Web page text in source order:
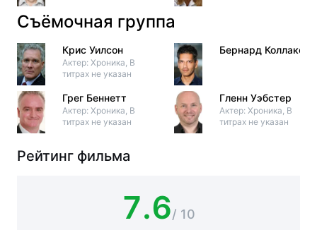
Съёмочная группа
Крис Уилсон
Актер: Хроника, В
титрах не указан
Грег Беннетт
Актер: Хроника, В
титрах не указан
Бернард Коллако
Гленн Уэбстер
Актер: Хроника, В
титрах не указан
Рейтинг фильма
7.6/ 10